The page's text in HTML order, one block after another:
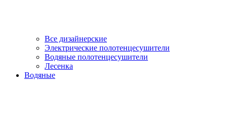
Все дизайнерские
Электрические полотенцесушители
Водяные полотенцесушители
Лесенка
Водяные